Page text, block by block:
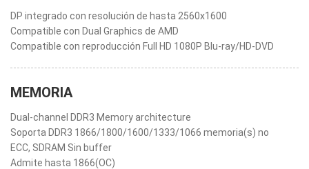
DP integrado con resolución de hasta 2560x1600
Compatible con Dual Graphics de AMD
Compatible con reproducción Full HD 1080P Blu-ray/HD-DVD
MEMORIA
Dual-channel DDR3 Memory architecture
Soporta DDR3 1866/1800/1600/1333/1066 memoria(s) no
ECC, SDRAM Sin buffer
Admite hasta 1866(OC)